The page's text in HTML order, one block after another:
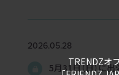
TRENDZオ
2026.05.28